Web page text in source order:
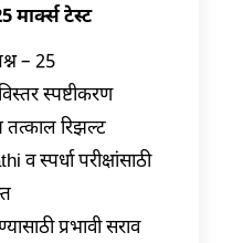
मार्क्स टेस्ट
– 25
स्पष्टीकरण
तत्काल रिझल्ट
स्पर्धा परीक्षांसाठी
प्रभावी सराव